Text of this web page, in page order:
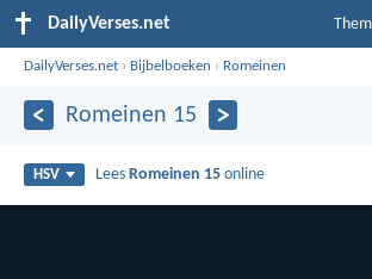
DailyVerses.net
DailyVerses.net › Bijbelboeken › Romeinen
Romeinen 15
HSV Lees Romeinen 15 online